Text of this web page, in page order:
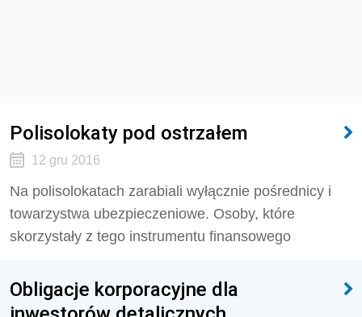
Polisolokaty pod ostrzałem
12 gru 2016
Na polisolokatach zarabiali wyłącznie pośrednicy i
towarzystwa ubezpieczeniowe. Osoby, które
skorzystały z tego instrumentu finansowego
Obligacje korporacyjne dla